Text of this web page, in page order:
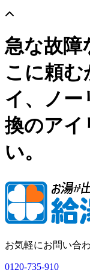
急な故障
こに頼
イ、ノー
換のアイ
い。
お気軽にお問い合
0120-735-910